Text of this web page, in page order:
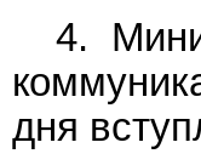
4.
дня